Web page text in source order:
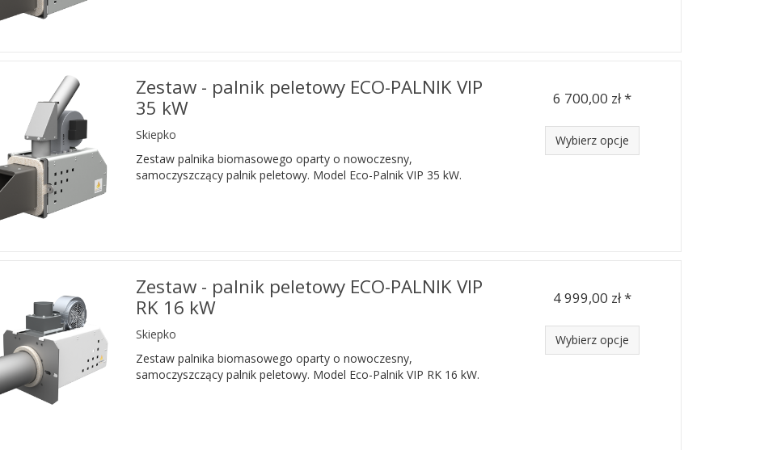
Zestaw - palnik peletowy ECO-PALNIK VIP
35 kW
Skiepko
Zestaw palnika biomasowego oparty o nowoczesny,
samoczyszczący palnik peletowy. Model Eco-Palnik VIP 35 kW.
6 700,00 zł *
Wybierz opcje
Zestaw - palnik peletowy ECO-PALNIK VIP
RK 16 kW
Skiepko
Zestaw palnika biomasowego oparty o nowoczesny,
samoczyszczący palnik peletowy. Model Eco-Palnik VIP RK 16 kW.
4 999,00 zł *
Wybierz opcje